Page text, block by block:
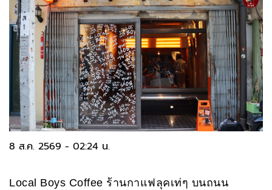
8 ส.ค. 2569 - 02:24 น.
Local Boys Coffee ร้านกาแฟลุคเท่ๆ บนถนน